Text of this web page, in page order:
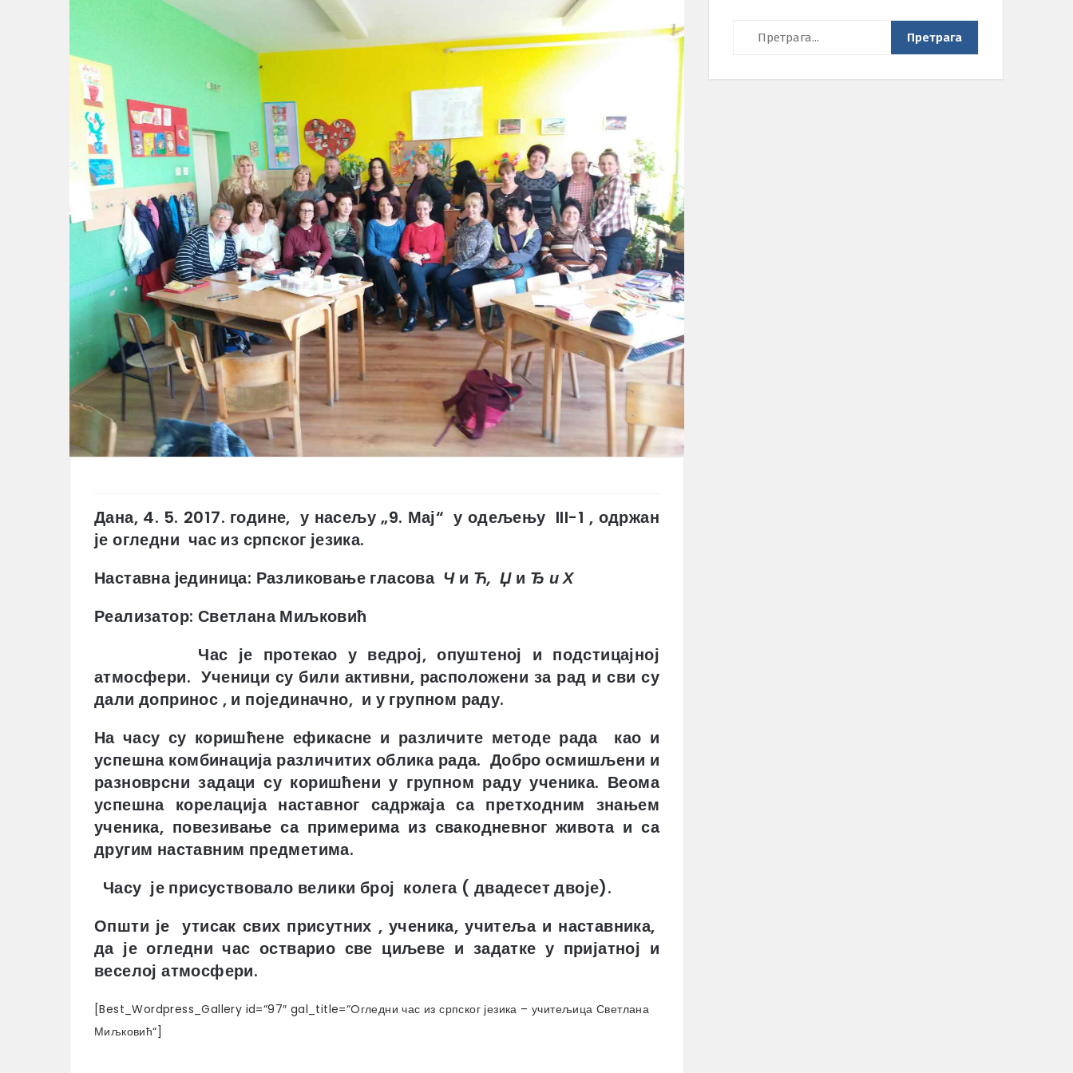
Дана, 4. 5. 2017. године, у насељу „9. Мај“ у одељењу III-1 , одржан
је огледни час из српског језика.
Наставна jединица: Разликовање гласова Чи Ћ, Џи Ђ и Х
Реализатор: Светлана Миљковић
Час је протекао у ведрој, опуштеној и подстицајној
атмосфери. Ученици су били активни, расположени за рад и сви су
дали допринос , и појединачно, и у групном раду.
На часу су коришћене ефикасне и различите методе рада као и
успешна комбинација различитих облика рада. Добро осмишљени и
разноврсни задаци су коришћени у групном раду ученика. Веома
успешна корелација наставног садржаја са претходним знањем
ученика, повезивање са примерима из свакодневног живота и са
другим наставним предметима.
Часу је присуствовало велики број колега ( двадесет двоје).
Општи је утисак свих присутних , ученика, учитеља и наставника,
да је огледни час остварио све циљеве и задатке у пријатној и
веселој атмосфери.
[Best_Wordpress_Gallery id=“97″ gal_title=“Oгледни час из српског језика – учитељица Светлана
Миљковић“]